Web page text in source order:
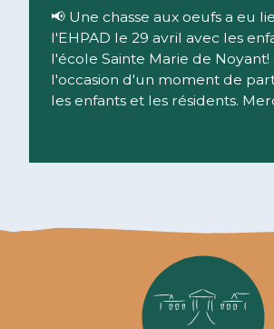
📢 Une chasse aux oeufs a eu
l'EHPAD le 29 avril avec les
l'école Sainte Marie de Noyant!
l'occasion d'un moment de
les enfants et les résidents.